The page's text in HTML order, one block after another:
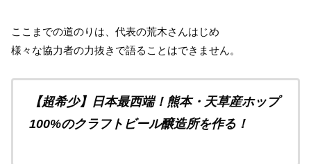
ここまでの道のりは、代表の荒木さんはじめ
様々な協力者の力抜きで語ることはできません。
【超希少】日本最西端！熊本・天草産ホップ
100%のクラフトビール醸造所を作る！